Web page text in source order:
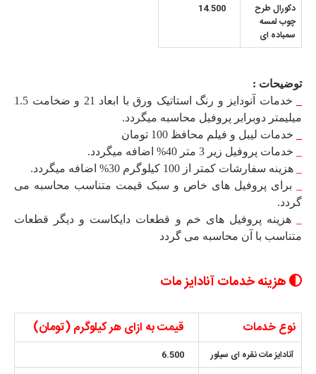
دکورال طرح
چوب لمسه
سمباده ای
توضیحات :
خدمات آنودایز و رنگ استاتیک ورق با ابعاد 21 و ضخامت 1.5
میلیمتر دوبرابر پروفیل محاسبه میگردد.
خدمات لیبل و فیلم محافظ 100 تومان
خدمات پروفیل زیر 3 متر 40% اضافه میگردد.
هزینه سفارشات کمتر از 100 کیلوگرم 30% اضافه میگردد.
برای پروفیل های خاص و سبک قیمت متناسب محاسبه می
گردد.
هزینه پروفیل های خم و قطعات دایکاست و دیگر قطعات
متناسب با آن محاسبه می گردد
هزینه خدمات آنادایز مات
نوع خدمات قیمت به ازای هر کیلوگرم (تومان)
آنادایز مات نقره ای سیلور